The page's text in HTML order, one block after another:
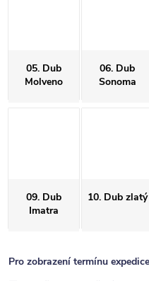
05. Dub
Molveno
06. Dub
Sonoma
09. Dub
Imatra
10. Dub zlatý
Pro zobrazení termínu